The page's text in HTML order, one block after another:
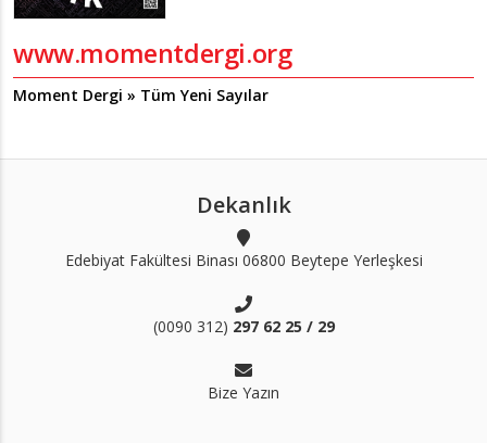
www.momentdergi.org
Moment Dergi » Tüm Yeni Sayılar
Dekanlık
Edebiyat Fakültesi Binası 06800 Beytepe Yerleşkesi
(0090 312) 297 62 25 / 29
Bize Yazın